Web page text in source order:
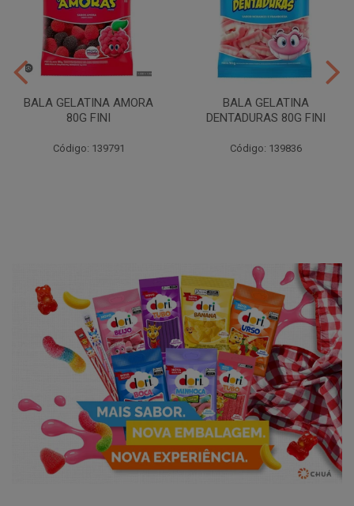
BALA GELATINA AMORA
80G FINI
Código: 139791
BALA GELATINA
DENTADURAS 80G FINI
Código: 139836